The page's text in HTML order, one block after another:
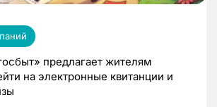
предлагает жителям
на электронные квитанции и